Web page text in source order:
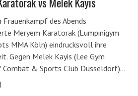
Frauenkampf des Abends
Meryem Karatorak (Lumpinigym
MMA Köln) eindrucksvoll ihre
Gegen Melek Kayis (Lee Gym
Combat & Sports Club Düsseldorf)…